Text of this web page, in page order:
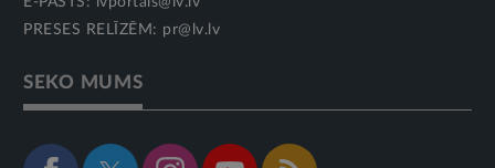
PRESES RELĪZĒM: pr@lv.lv
SEKO MUMS